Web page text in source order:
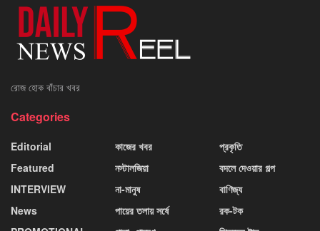
রোজ হোক বাঁচার খবর
Categories
Editorial
Featured
INTERVIEW
News
কাজের খবর
নস্টালজিয়া
না-মানুষ
পায়ের তলায় সর্ষে
প্রকৃতি
বদলে দেওয়ার গল্প
বাণিজ্য
রক-টক